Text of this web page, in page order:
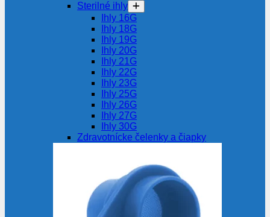
Sterilné ihly
Ihly 16G
Ihly 18G
Ihly 19G
Ihly 20G
Ihly 21G
Ihly 22G
Ihly 23G
Ihly 25G
Ihly 26G
Ihly 27G
Ihly 30G
Zdravotnícke čelenky a čiapky